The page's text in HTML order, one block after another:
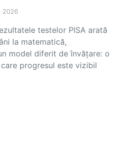
2026
testelor PISA arată
la matematică,
model diferit de învățare: o
progresul este vizibil